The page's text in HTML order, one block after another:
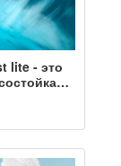
lite - это